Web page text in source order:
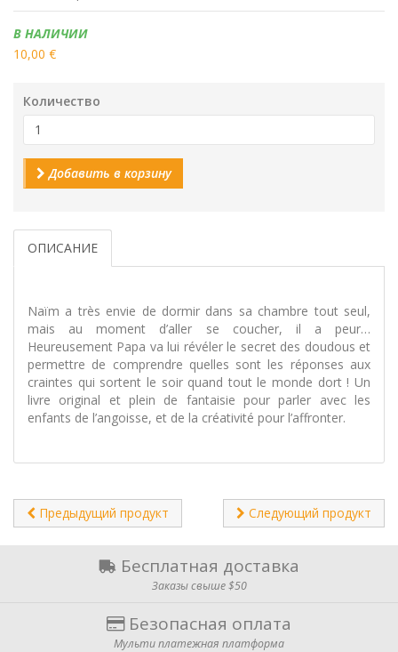
Наличие:
В НАЛИЧИИ
10,00 €
Количество
Добавить в корзину
ОПИСАНИЕ
Naïm a très envie de dormir dans sa chambre tout seul,
mais au moment d’aller se coucher, il a peur…
Heureusement Papa va lui révéler le secret des doudous et
permettre de comprendre quelles sont les réponses aux
craintes qui sortent le soir quand tout le monde dort ! Un
livre original et plein de fantaisie pour parler avec les
enfants de l’angoisse, et de la créativité pour l’affronter.
Предыдущий продукт Следующий продукт
Бесплатная доставка
Заказы свыше $50
Безопасная оплата
Мульти платежная платформа